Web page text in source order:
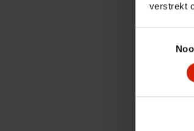
verstrekt